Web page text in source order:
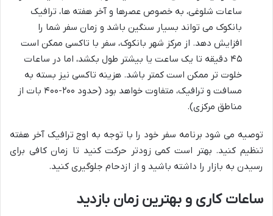
ساعات شلوغی، به خصوص عصرها و آخر هفته ها، ترافیک
بانکوک می تواند بسیار سنگین باشد و زمان سفر شما را
افزایش دهد. از مرکز شهر بانکوک، سفر با تاکسی ممکن است
۴۵ دقیقه تا یک ساعت یا بیشتر طول بکشد، اما در ساعات
خلوت تر ممکن است کمتر باشد. هزینه تاکسی نیز بسته به
مسافت و ترافیک، متفاوت خواهد بود (حدود ۲۰۰-۴۰۰ بات از
مناطق مرکزی).
توصیه می شود برنامه سفر خود را با توجه به اوج ترافیک آخر هفته
تنظیم کنید. بهتر است کمی زودتر حرکت کنید تا زمان کافی برای
رسیدن به بازار را داشته باشید و از ازدحام جلوگیری کنید.
ساعات کاری و بهترین زمان بازدید